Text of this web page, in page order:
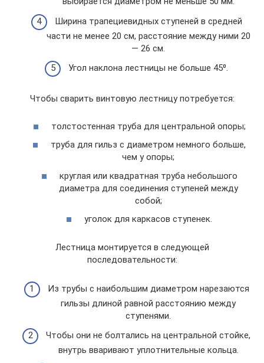
Ширина трапециевидных ступеней в средней
части не менее 20 см, расстояние между ними 20
— 26 см.
Угол наклона лестницы не больше 45⁰.
Чтобы сварить винтовую лестницу потребуется:
толстостенная труба для центральной опоры;
труба для гильз с диаметром немного больше,
чем у опоры;
круглая или квадратная труба небольшого
диаметра для соединения ступеней между
собой;
уголок для каркасов ступенек.
Лестница монтируется в следующей
последовательности:
Из трубы с наибольшим диаметром нарезаются
гильзы длиной равной расстоянию между
ступенями.
Чтобы они не болтались на центральной стойке,
внутрь вваривают уплотнительные кольца.